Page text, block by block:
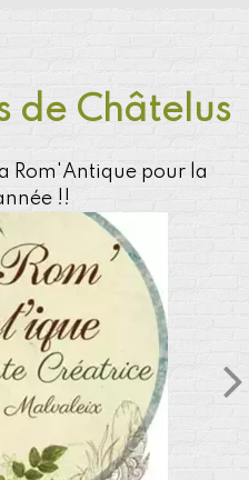
de Châtelus
Rom'Antique pour la
!!